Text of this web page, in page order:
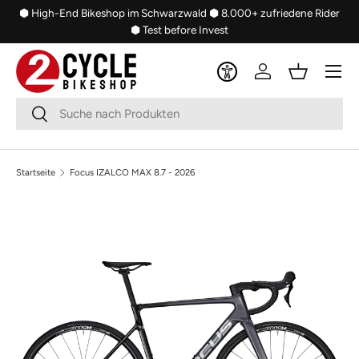
⬢ High-End Bikeshop im Schwarzwald ⬢ 8.000+ zufriedene Rider
⬢ Test before Invest
SuchenSuchen
Einloggen
Menü
Startseite Focus IZALCO MAX 8.7 - 2026